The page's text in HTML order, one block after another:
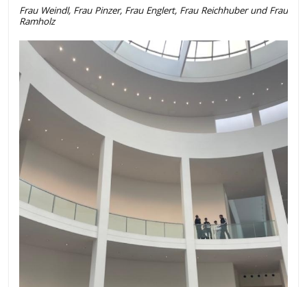
Frau Weindl, Frau Pinzer, Frau Englert, Frau Reichhuber und Frau
Ramholz